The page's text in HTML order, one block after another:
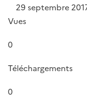
29 septembre
Vues
0
Téléchargements
0